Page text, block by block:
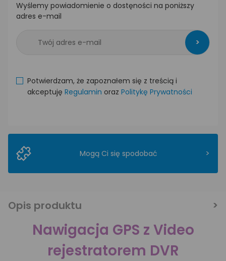
Wyślemy powiadomienie o dostęności na poniższy
adres e-mail
>
Potwierdzam, że zapoznałem się z treścią i
akceptuję Regulamin oraz Politykę Prywatności
Mogą Ci się spodobać >
Opis produktu
Nawigacja GPS z Video
rejestratorem DVR